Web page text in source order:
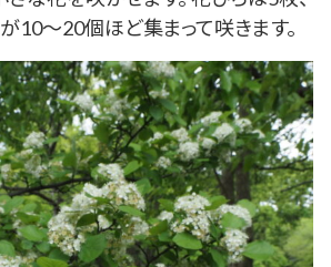
10～20個ほど集まって咲きます。